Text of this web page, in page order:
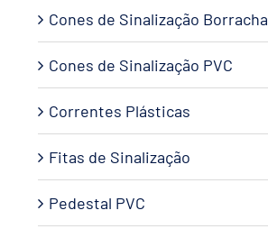
Cones de Sinalização Borracha
Cones de Sinalização PVC
Correntes Plásticas
Fitas de Sinalização
Pedestal PVC